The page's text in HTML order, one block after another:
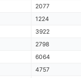
2077
1224
3922
2798
6064
4757